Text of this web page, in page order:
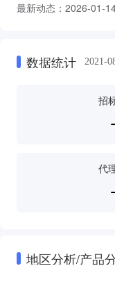
最新动态： 2026-01-
数据统计 2021-
招
-
代
-
地区分析/产品